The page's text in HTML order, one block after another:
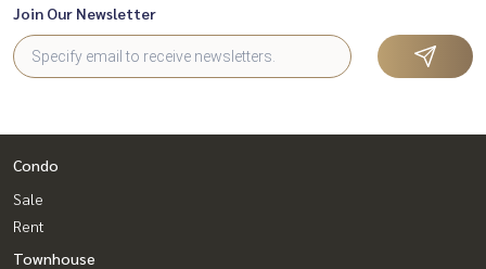
Join Our Newsletter
Condo
Sale
Rent
Townhouse